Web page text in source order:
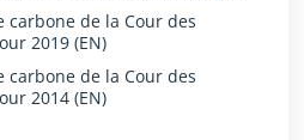
de la Cour des
2019 (EN)
de la Cour des
2014 (EN)